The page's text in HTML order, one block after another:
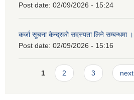
Post date: 02/09/2026 - 15:24
कर्जा सूचना केन्द्रको सदस्यता लिने सम्बन्धमा ।
Post date: 02/09/2026 - 15:16
Pages
1 2 3 next